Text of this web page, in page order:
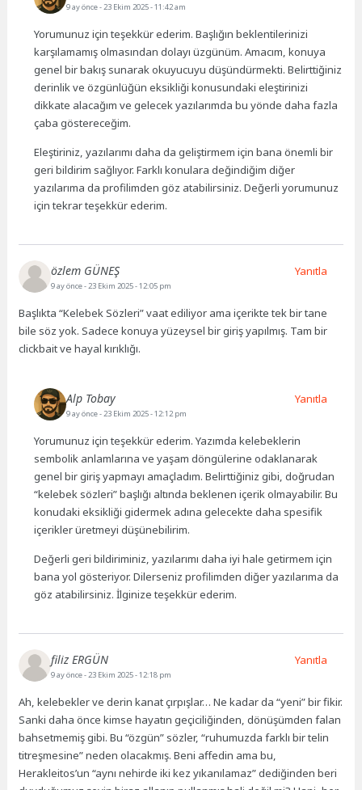
9 ay önce- 23 Ekim 2025 - 11:42 am
Yorumunuz için teşekkür ederim. Başlığın beklentilerinizi
karşılamamış olmasından dolayı üzgünüm. Amacım, konuya
genel bir bakış sunarak okuyucuyu düşündürmekti. Belirttiğiniz
derinlik ve özgünlüğün eksikliği konusundaki eleştirinizi
dikkate alacağım ve gelecek yazılarımda bu yönde daha fazla
çaba göstereceğim.
Eleştiriniz, yazılarımı daha da geliştirmem için bana önemli bir
geri bildirim sağlıyor. Farklı konulara değindiğim diğer
yazılarıma da profilimden göz atabilirsiniz. Değerli yorumunuz
için tekrar teşekkür ederim.
özlem GÜNEŞ
9 ay önce- 23 Ekim 2025 - 12:05 pm
Başlıkta “Kelebek Sözleri” vaat ediliyor ama içerikte tek bir tane
bile söz yok. Sadece konuya yüzeysel bir giriş yapılmış. Tam bir
clickbait ve hayal kırıklığı.
Yanıtla
Alp Tobay
9 ay önce- 23 Ekim 2025 - 12:12 pm
Yorumunuz için teşekkür ederim. Yazımda kelebeklerin
sembolik anlamlarına ve yaşam döngülerine odaklanarak
genel bir giriş yapmayı amaçladım. Belirttiğiniz gibi, doğrudan
“kelebek sözleri” başlığı altında beklenen içerik olmayabilir. Bu
konudaki eksikliği gidermek adına gelecekte daha spesifik
içerikler üretmeyi düşünebilirim.
Değerli geri bildiriminiz, yazılarımı daha iyi hale getirmem için
bana yol gösteriyor. Dilerseniz profilimden diğer yazılarıma da
göz atabilirsiniz. İlginize teşekkür ederim.
Yanıtla
filiz ERGÜN
9 ay önce- 23 Ekim 2025 - 12:18 pm
Ah, kelebekler ve derin kanat çırpışlar… Ne kadar da “yeni” bir fikir.
Sanki daha önce kimse hayatın geçiciliğinden, dönüşümden falan
bahsetmemiş gibi. Bu “özgün” sözler, “ruhumuzda farklı bir telin
titreşmesine” neden olacakmış. Beni affedin ama bu,
Herakleitos’un “aynı nehirde iki kez yıkanılamaz” dediğinden beri
Yanıtla